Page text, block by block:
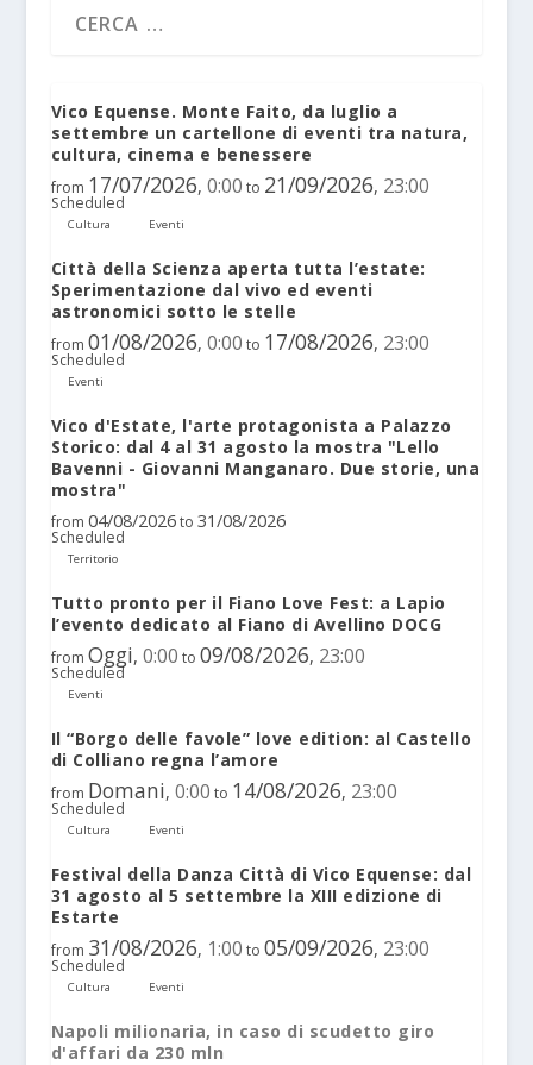
Vico Equense. Monte Faito, da luglio a
settembre un cartellone di eventi tra natura,
cultura, cinema e benessere
from 17/07/2026, 0:00 to 21/09/2026, 23:00
Scheduled
Cultura Eventi
Città della Scienza aperta tutta l’estate:
Sperimentazione dal vivo ed eventi
astronomici sotto le stelle
from 01/08/2026, 0:00 to 17/08/2026, 23:00
Scheduled
Eventi
Vico d'Estate, l'arte protagonista a Palazzo
Storico: dal 4 al 31 agosto la mostra "Lello
Bavenni - Giovanni Manganaro. Due storie, una
mostra"
from 04/08/2026 to 31/08/2026
Scheduled
Territorio
Tutto pronto per il Fiano Love Fest: a Lapio
l’evento dedicato al Fiano di Avellino DOCG
from Oggi, 0:00 to 09/08/2026, 23:00
Scheduled
Eventi
Il “Borgo delle favole” love edition: al Castello
di Colliano regna l’amore
from Domani, 0:00 to 14/08/2026, 23:00
Scheduled
Cultura Eventi
Festival della Danza Città di Vico Equense: dal
31 agosto al 5 settembre la XIII edizione di
Estarte
from 31/08/2026, 1:00 to 05/09/2026, 23:00
Scheduled
Cultura Eventi
Napoli milionaria, in caso di scudetto giro
d'affari da 230 mln